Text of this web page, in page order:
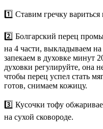
1️⃣ Ставим гречку
2️⃣ Болгарский перец
на 4 части, выкладываем
запекаем в духовке минут
духовки регулируйте, она
чтобы перец успел стать
готов, снимаем кожицу.
3️⃣ Кусочки тофу
на сухой сковороде.